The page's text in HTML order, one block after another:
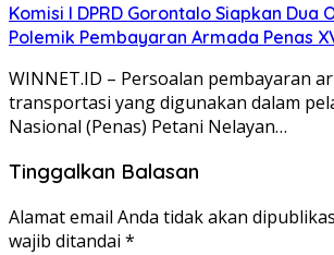
Komisi I DPRD Gorontalo Siapkan Dua
Polemik Pembayaran Armada Penas
WINNET.ID – Persoalan pembayaran
transportasi yang digunakan dalam
Nasional (Penas) Petani Nelayan…
Tinggalkan Balasan
Alamat email Anda tidak akan
wajib ditandai *